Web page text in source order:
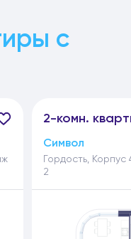
с
2-комн.
Символ
Гордость,
2